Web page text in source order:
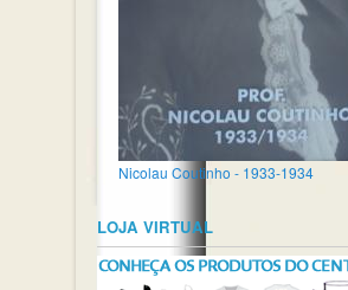
Nicolau Coutinho - 1933-1934
LOJA VIRTUAL